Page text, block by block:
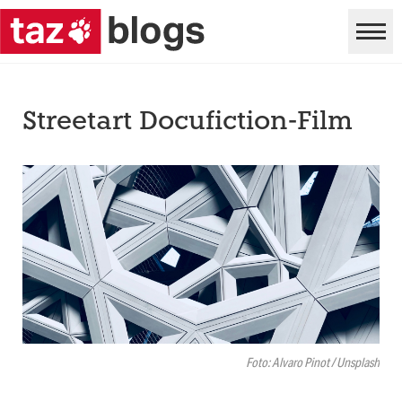
Foto: Alvaro Pinot / Unsplash
Streetart Docufiction-Film